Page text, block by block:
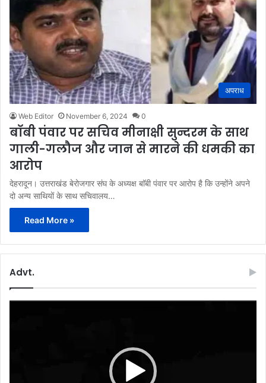
अपराध
Web Editor November 6, 2024 0
बाॅबी पंवार पर सचिव मीनाक्षी सुन्दरम के साथ
गाली-गलौज और जान से मारने की धमकी का
आरोप
देहरादून। उत्तराखंड बेरोजगार संघ के अध्यक्ष बाॅबी पंवार पर आरोप है कि उन्होंने अपने
दो अन्य साथियों के साथ सचिवालय…
Read More »
Advt.